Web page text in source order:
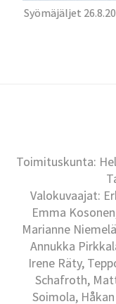
Syömäjäljet
Toimituskunta:
Valokuvaajat:
Emma
Marianne
Annukka
Irene Räty,
Schafroth,
Soimola,